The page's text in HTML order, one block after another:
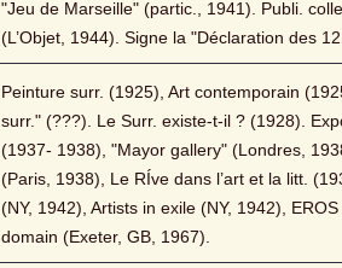
"Jeu de Marseille" (partic., 1941). Publi.
(L’Objet, 1944). Signe la "Déclaration des
Peinture surr. (1925), Art contemporain
surr." (???). Le Surr. existe-t-il ? (1928).
(1937- 1938), "Mayor gallery" (Londres,
(Paris, 1938), Le RÍve dans l’art et la litt.
(NY, 1942), Artists in exile (NY, 1942),
domain (Exeter, GB, 1967).